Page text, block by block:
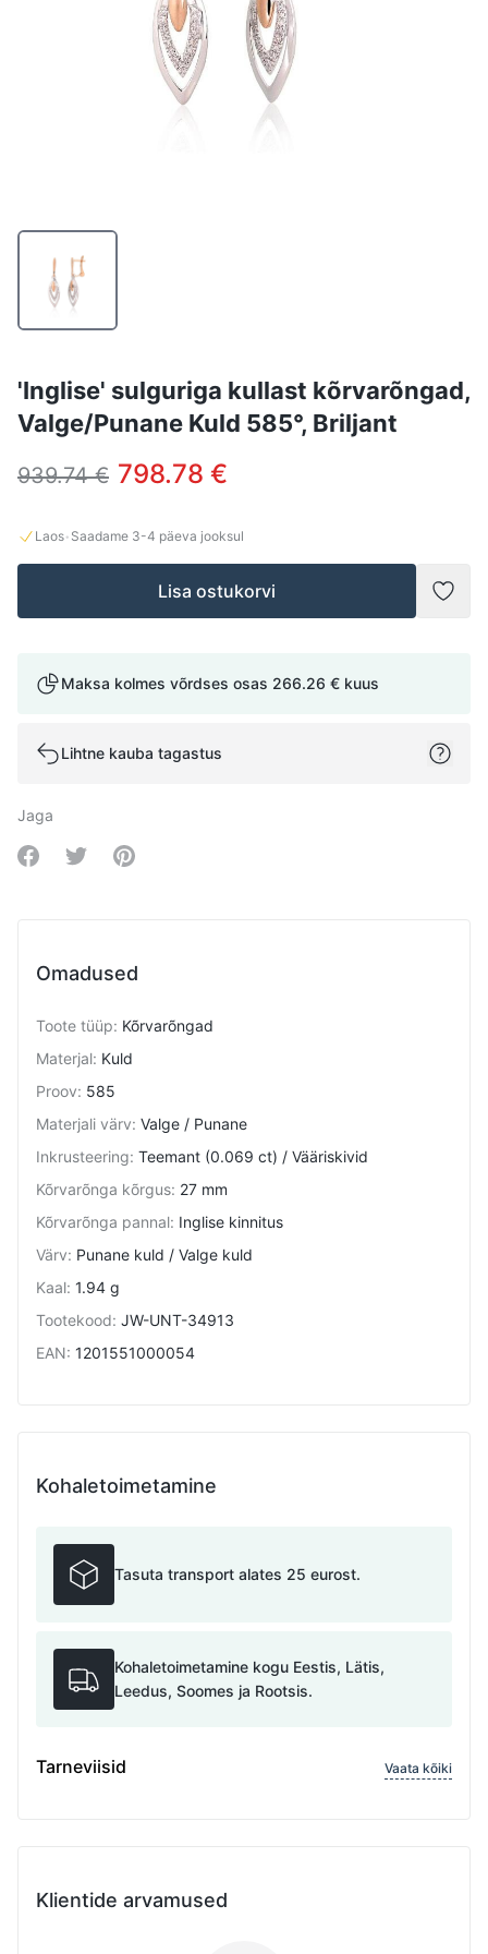
'Inglise' sulguriga kullast kõrvarõngad,
Valge/Punane Kuld 585°, Briljant
939.74 € 798.78 €
Laos· Saadame 3-4 päeva jooksul
Lisa ostukorvi
Maksa kolmes võrdses osas 266.26 € kuus
Lihtne kauba tagastus
Jaga
Share on Facebook
Share on Twitter
Share on Pinterest
Omadused
Toote tüüp: Kõrvarõngad
Materjal: Kuld
Proov: 585
Materjali värv: Valge / Punane
Inkrusteering: Teemant (0.069 ct) / Vääriskivid
Kõrvarõnga kõrgus: 27 mm
Kõrvarõnga pannal: Inglise kinnitus
Värv: Punane kuld / Valge kuld
Kaal: 1.94 g
Tootekood: JW-UNT-34913
EAN: 1201551000054
Kohaletoimetamine
Tasuta transport alates 25 eurost.
Kohaletoimetamine kogu Eestis, Lätis,
Leedus, Soomes ja Rootsis.
Tarneviisid Vaata kõiki
Klientide arvamused